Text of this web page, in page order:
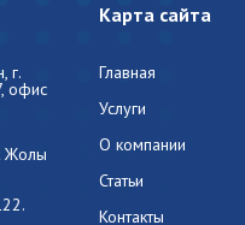
г.
офис
Жолы
Карта сайта
Главная
Услуги
О компании
Статьи
Контакты